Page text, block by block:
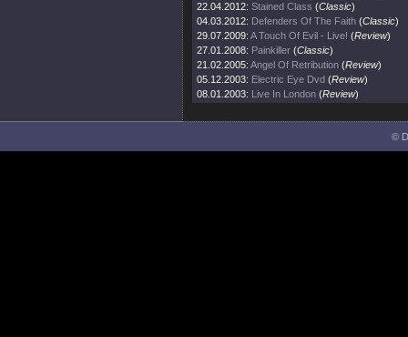
22.04.2012: Stained Class (Classic)
04.03.2012: Defenders Of The Faith (Classic)
29.07.2009: A Touch Of Evil - Live! (Review)
27.01.2008: Painkiller (Classic)
21.02.2005: Angel Of Retribution (Review)
05.12.2003: Electric Eye Dvd (Review)
08.01.2003: Live In London (Review)
©